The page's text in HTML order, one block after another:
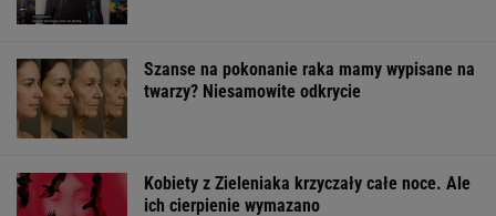
Szanse na pokonanie raka mamy wypisane na
twarzy? Niesamowite odkrycie
Kobiety z Zieleniaka krzyczały całe noce. Ale
ich cierpienie wymazano